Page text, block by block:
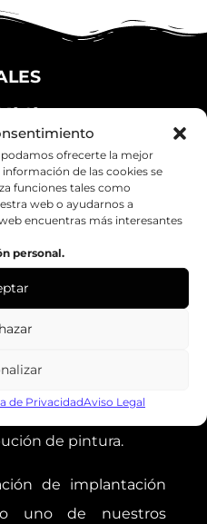
ofrecerte la mejor
de las cookies se
funciones tales como
web o ayudarnos a
encuentras más interesantes
personal.
de PrivacidadAviso Legal
2º
Compras y Servicios
de pintura.
de implantación
uno de nuestros